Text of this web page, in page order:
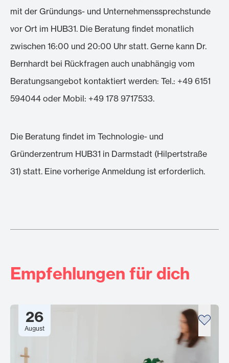
mit der Gründungs- und Unternehmenssprechstunde
vor Ort im HUB31. Die Beratung findet monatlich
zwischen 16:00 und 20:00 Uhr statt. Gerne kann Dr.
Bernhardt bei Rückfragen auch unabhängig vom
Beratungsangebot kontaktiert werden: Tel.: +49 6151
594044 oder Mobil: +49 178 9717533.
Die Beratung findet im Technologie- und
Gründerzentrum HUB31 in Darmstadt (Hilpertstraße
31) statt. Eine vorherige Anmeldung ist erforderlich.
Empfehlungen für dich
26
August